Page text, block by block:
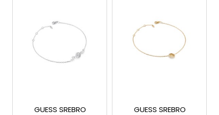
GUESS SREBRO GUESS SREBRO